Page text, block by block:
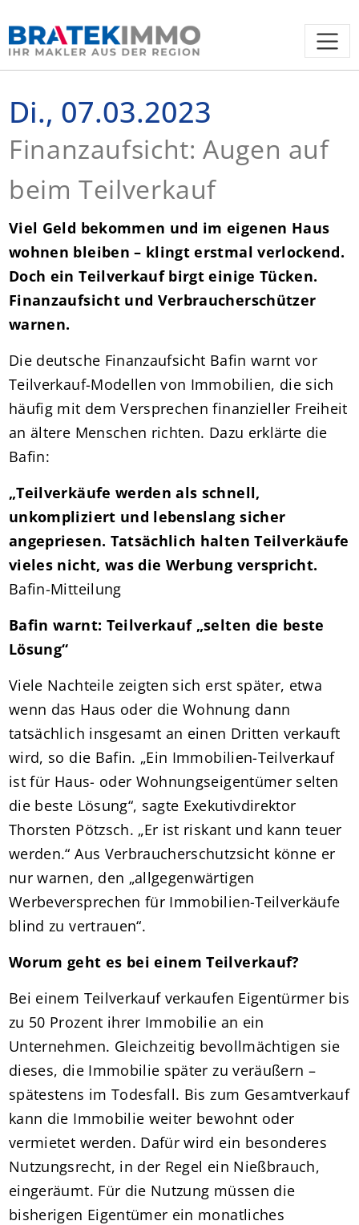
Di., 07.03.2023
Finanzaufsicht: Augen auf
beim Teilverkauf
Viel Geld bekommen und im eigenen Haus
wohnen bleiben – klingt erstmal verlockend.
Doch ein Teilverkauf birgt einige Tücken.
Finanzaufsicht und Verbraucherschützer
warnen.
Die deutsche Finanzaufsicht Bafin warnt vor
Teilverkauf-Modellen von Immobilien, die sich
häufig mit dem Versprechen finanzieller Freiheit
an ältere Menschen richten. Dazu erklärte die
Bafin:
„Teilverkäufe werden als schnell,
unkompliziert und lebenslang sicher
angepriesen. Tatsächlich halten Teilverkäufe
vieles nicht, was die Werbung verspricht.
Bafin-Mitteilung
Bafin warnt: Teilverkauf „selten die beste
Lösung“
Viele Nachteile zeigten sich erst später, etwa
wenn das Haus oder die Wohnung dann
tatsächlich insgesamt an einen Dritten verkauft
wird, so die Bafin. „Ein Immobilien-Teilverkauf
ist für Haus- oder Wohnungseigentümer selten
die beste Lösung“, sagte Exekutivdirektor
Thorsten Pötzsch. „Er ist riskant und kann teuer
werden.“ Aus Verbraucherschutzsicht könne er
nur warnen, den „allgegenwärtigen
Werbeversprechen für Immobilien-Teilverkäufe
blind zu vertrauen“.
Worum geht es bei einem Teilverkauf?
Bei einem Teilverkauf verkaufen Eigentürmer bis
zu 50 Prozent ihrer Immobilie an ein
Unternehmen. Gleichzeitig bevollmächtigen sie
dieses, die Immobilie später zu veräußern –
spätestens im Todesfall. Bis zum Gesamtverkauf
kann die Immobilie weiter bewohnt oder
vermietet werden. Dafür wird ein besonderes
Nutzungsrecht, in der Regel ein Nießbrauch,
eingeräumt. Für die Nutzung müssen die
bisherigen Eigentümer ein monatliches